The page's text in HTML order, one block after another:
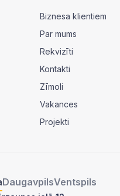
Biznesa klientiem
Par mums
Rekvizīti
Kontakti
Zīmoli
Vakances
Projekti
DaugavpilsVentspils